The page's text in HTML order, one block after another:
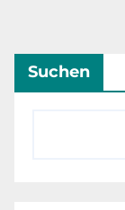
Suchen